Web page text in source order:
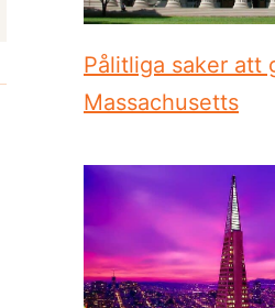
Pålitliga saker att
Massachusetts